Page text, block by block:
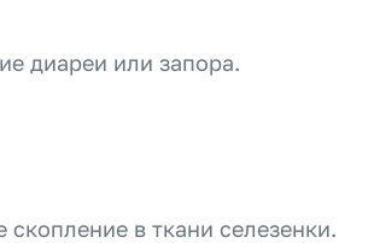
диареи или запора.
в ткани селезенки.